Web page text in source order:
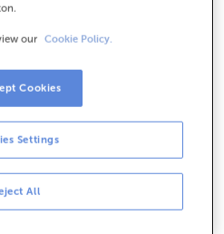
14:00.
o día e hora que
8:15 a 11:00
martes e
our Cookie Policy.
All
Settings
Cookies